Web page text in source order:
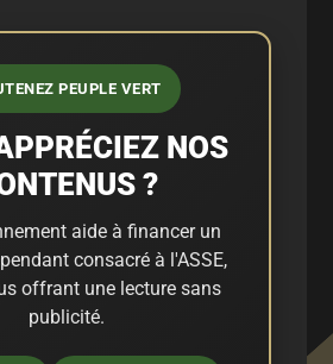
PEUPLE VERT
NOS
?
aide à financer un
consacré à l'ASSE,
offrant une lecture sans
publicité.